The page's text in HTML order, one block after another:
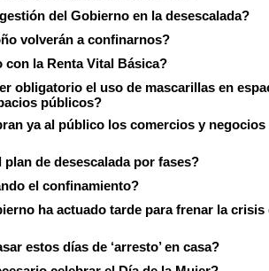
del Gobierno en la desescalada?
volverán a confinarnos?
con la Renta Vital Básica?
obligatorio el uso de mascarillas en
públicos?
ya al público los comercios y negocios
plan de desescalada por fases?
el confinamiento?
ha actuado tarde para frenar la crisis
estos días de ‘arresto’ en casa?